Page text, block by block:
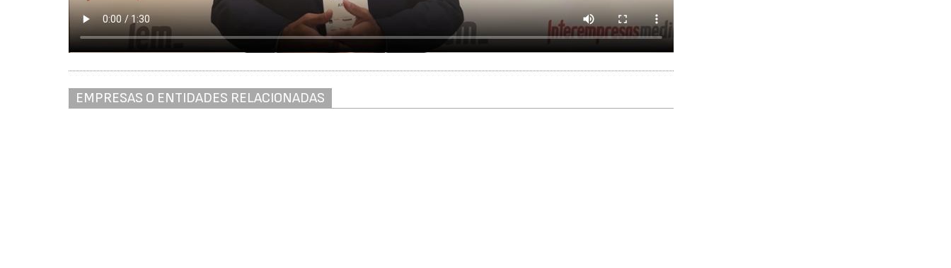
EMPRESAS O ENTIDADES RELACIONADAS